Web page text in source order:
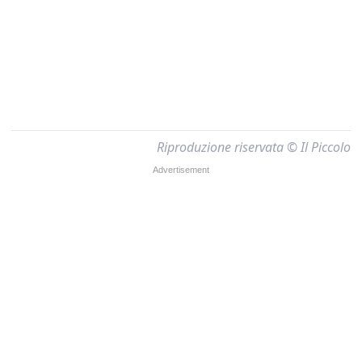
Riproduzione riservata © Il Piccolo